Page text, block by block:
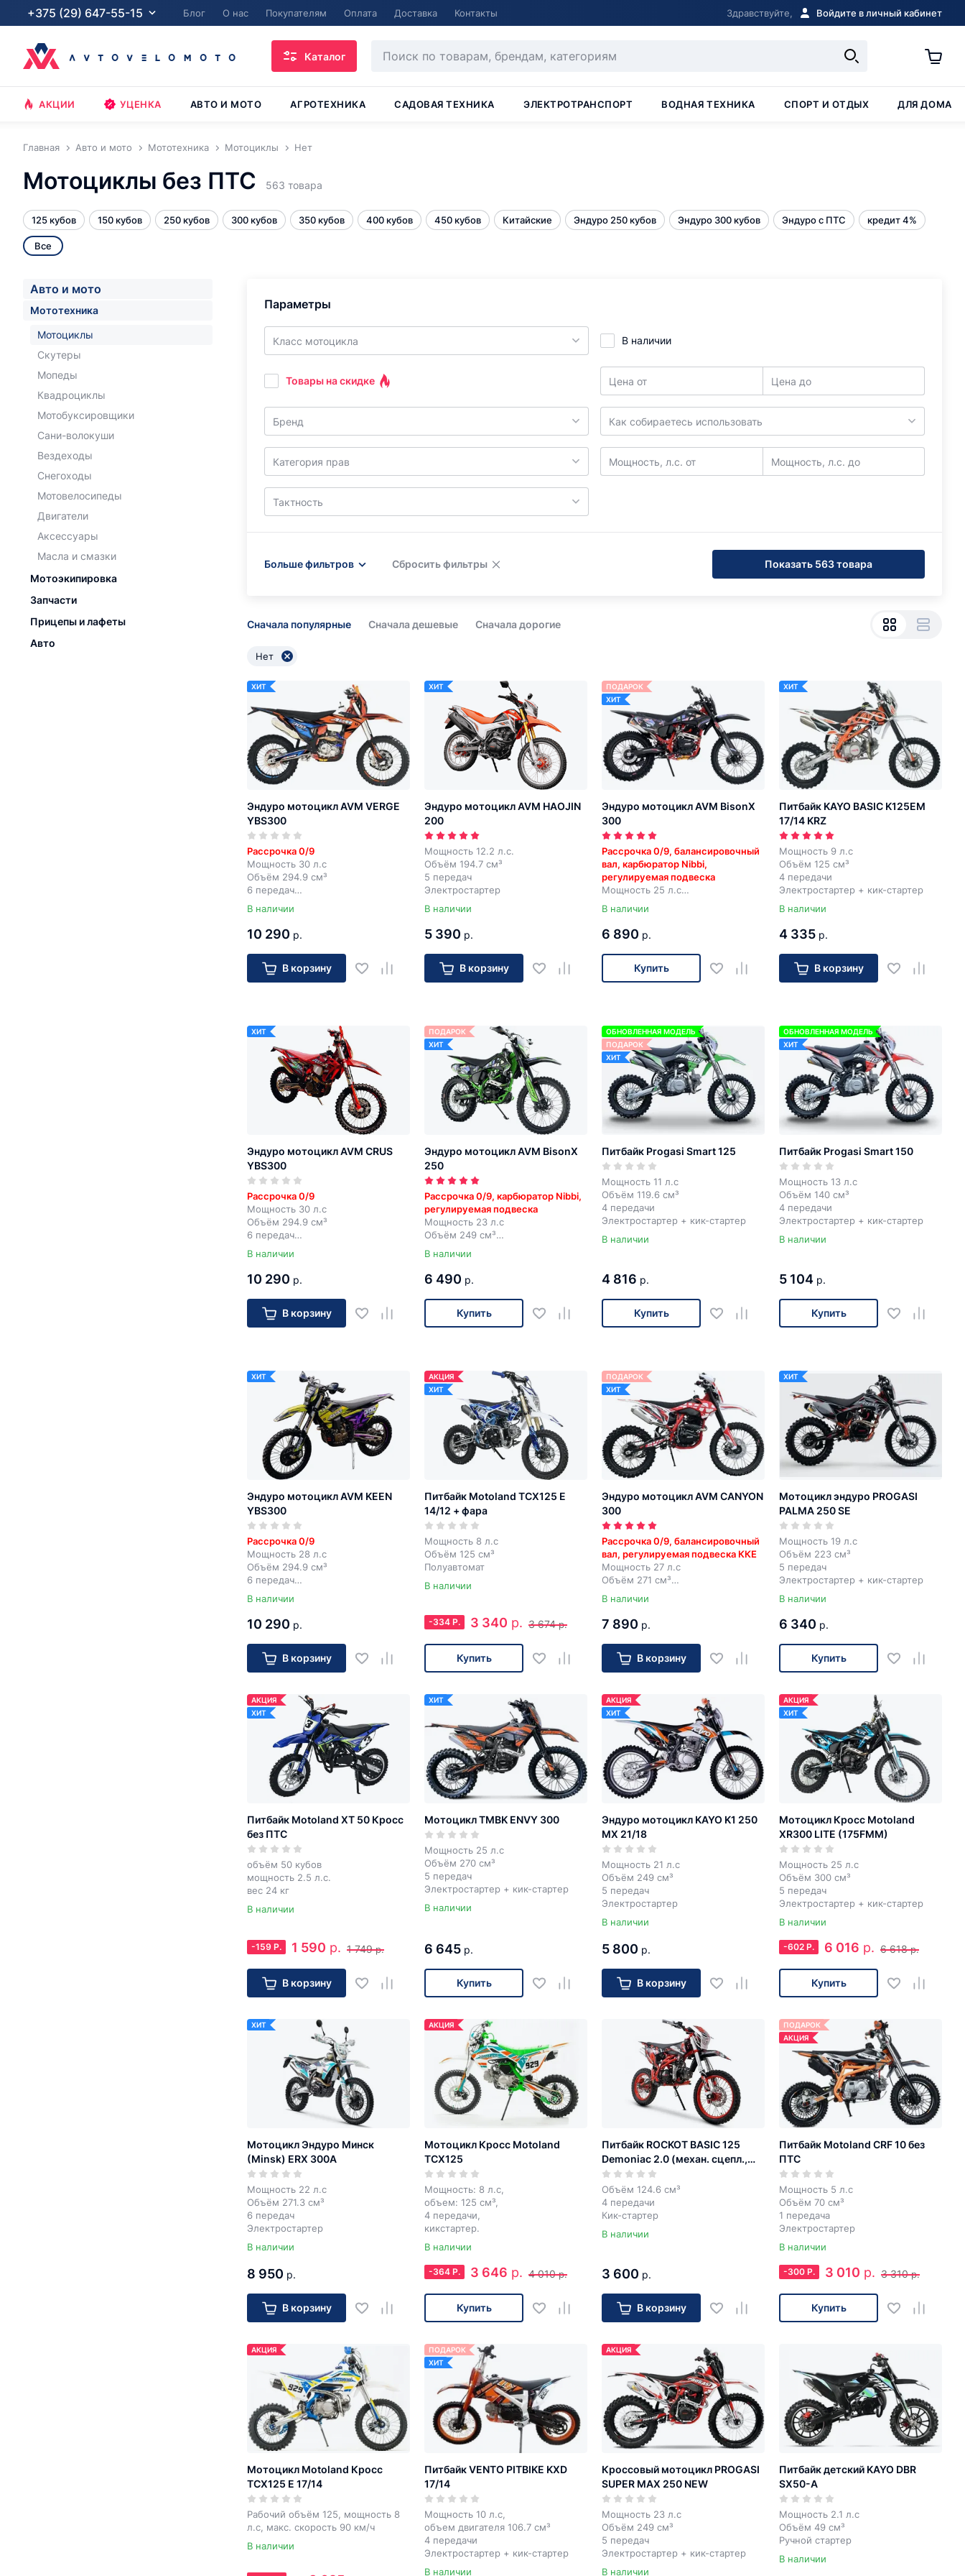
+375 (29) 647-55-15 Блог О нас Покупателям Оплата Доставка Контакты Здравствуйте, Войдите в личный кабинет
Каталог
АКЦИИ УЦЕНКА АВТО И МОТО АГРОТЕХНИКА САДОВАЯ ТЕХНИКА ЭЛЕКТРОТРАНСПОРТ ВОДНАЯ ТЕХНИКА СПОРТ И ОТДЫХ ДЛЯ ДОМА
Главная Авто и мото Мототехника Мотоциклы Нет
Мотоциклы без ПТС 563 товара
125 кубов 150 кубов 250 кубов 300 кубов 350 кубов 400 кубов 450 кубов Китайские Эндуро 250 кубов Эндуро 300 кубов Эндуро с ПТС кредит 4%
Все
Авто и мото
Мототехника
Мотоциклы
Скутеры
Мопеды
Квадроциклы
Мотобуксировщики
Сани-волокуши
Вездеходы
Снегоходы
Мотовелосипеды
Двигатели
Аксессуары
Масла и смазки
Мотоэкипировка
Запчасти
Прицепы и лафеты
Авто
Параметры
Класс мотоцикла В наличии
Товары на скидке Цена от Цена до
Бренд Как собираетесь использовать
Категория прав Мощность, л.с. от Мощность, л.с. до
Тактность
Больше фильтров Сбросить фильтры Показать 563 товара
Сначала популярные Сначала дешевые Сначала дорогие
Нет
ХИТ
Эндуро мотоцикл AVM VERGE
YBS300
Рассрочка 0/9
Мощность 30 л.с
Объём 294.9 см³
6 передач
Электростартер
В наличии
10 290 р.
В корзину
ХИТ
Эндуро мотоцикл AVM HAOJIN
200
Мощность 12.2 л.с.
Объём 194.7 см³
5 передач
Электростартер
В наличии
5 390 р.
В корзину
ПОДАРОК
ХИТ
Эндуро мотоцикл AVM BisonX
300
Рассрочка 0/9, балансировочный
вал, карбюратор Nibbi,
регулируемая подвеска
Мощность 25 л.с
Объём 271 см³
5 передач
Электростартер + кик-стартер
В наличии
6 890 р.
Купить
ХИТ
Питбайк KAYO BASIC K125EM
17/14 KRZ
Мощность 9 л.с
Объём 125 см³
4 передачи
Электростартер + кик-стартер
В наличии
4 335 р.
В корзину
ХИТ
Эндуро мотоцикл AVM CRUS
YBS300
Рассрочка 0/9
Мощность 30 л.с
Объём 294.9 см³
6 передач
Электростартер
В наличии
10 290 р.
В корзину
ПОДАРОК
ХИТ
Эндуро мотоцикл AVM BisonX
250
Рассрочка 0/9, карбюратор Nibbi,
регулируемая подвеска
Мощность 23 л.с
Объём 249 см³
5 передач
Электростартер + кик-стартер
В наличии
6 490 р.
Купить
ОБНОВЛЕННАЯ МОДЕЛЬ
ПОДАРОК
ХИТ
Питбайк Progasi Smart 125
Мощность 11 л.с
Объём 119.6 см³
4 передачи
Электростартер + кик-стартер
В наличии
4 816 р.
Купить
ОБНОВЛЕННАЯ МОДЕЛЬ
ХИТ
Питбайк Progasi Smart 150
Мощность 13 л.с
Объём 140 см³
4 передачи
Электростартер + кик-стартер
В наличии
5 104 р.
Купить
ХИТ
Эндуро мотоцикл AVM KEEN
YBS300
Рассрочка 0/9
Мощность 28 л.с
Объём 294.9 см³
6 передач
Электростартер
В наличии
10 290 р.
В корзину
АКЦИЯ
ХИТ
Питбайк Motoland TCX125 E
14/12 + фара
Мощность 8 л.с
Объём 125 см³
Полуавтомат
В наличии
-334 Р. 3 340 р. 3 674 р.
Купить
ПОДАРОК
ХИТ
Эндуро мотоцикл AVM CANYON
300
Рассрочка 0/9, балансировочный
вал, регулируемая подвеска ККЕ
Мощность 27 л.с
Объём 271 см³
5 передач
Электростартер + кик-стартер
В наличии
7 890 р.
В корзину
ХИТ
Мотоцикл эндуро PROGASI
PALMA 250 SE
Мощность 19 л.с
Объём 223 см³
5 передач
Электростартер + кик-стартер
В наличии
6 340 р.
Купить
АКЦИЯ
ХИТ
Питбайк Motoland ХТ 50 Кросс
без ПТС
объём 50 кубов
мощность 2.5 л.с.
вес 24 кг
В наличии
-159 Р. 1 590 р. 1 749 р.
В корзину
ХИТ
Мотоцикл TMBK ENVY 300
Мощность 25 л.с
Объём 270 см³
5 передач
Электростартер + кик-стартер
В наличии
6 645 р.
Купить
АКЦИЯ
ХИТ
Эндуро мотоцикл KAYO K1 250
MX 21/18
Мощность 21 л.с
Объём 249 см³
5 передач
Электростартер
В наличии
5 800 р.
В корзину
АКЦИЯ
ХИТ
Мотоцикл Кросс Motoland
XR300 LITE (175FMM)
Мощность 25 л.с
Объём 300 см³
5 передач
Электростартер + кик-стартер
В наличии
-602 Р. 6 016 р. 6 618 р.
Купить
ХИТ
Мотоцикл Эндуро Минск
(Minsk) ERX 300A
Мощность 22 л.с
Объём 271.3 см³
6 передач
Электростартер
В наличии
8 950 р.
В корзину
АКЦИЯ
Мотоцикл Кросс Motoland
TCX125
Мощность: 8 л.с,
объем: 125 см³,
4 передачи,
кикстартер.
В наличии
-364 Р. 3 646 р. 4 010 р.
Купить
Питбайк ROCKOT BASIC 125
Demoniac 2.0 (механ. сцепл.,
17/14)
Объём 124.6 см³
4 передачи
Кик-стартер
В наличии
3 600 р.
В корзину
ПОДАРОК
АКЦИЯ
Питбайк Motoland CRF 10 без
ПТС
Мощность 5 л.с
Объём 70 см³
1 передача
Электростартер
В наличии
-300 Р. 3 010 р. 3 310 р.
Купить
АКЦИЯ
Мотоцикл Motoland Кросс
TCX125 E 17/14
Рабочий объём 125, мощность 8
л.с, макс. скорость 90 км/ч
В наличии
ПОДАРОК
ХИТ
Питбайк VENTO PITBIKE KXD
17/14
Мощность 10 л.с,
объем двигателя 106.7 см³
4 передачи
Электростартер + кик-стартер
В наличии
АКЦИЯ
Кроссовый мотоцикл PROGASI
SUPER MAX 250 NEW
Мощность 23 л.с
Объём 249 см³
5 передач
Электростартер + кик-стартер
В наличии
Питбайк детский KAYO DBR
SX50-A
Мощность 2.1 л.с
Объём 49 см³
Ручной стартер
В наличии